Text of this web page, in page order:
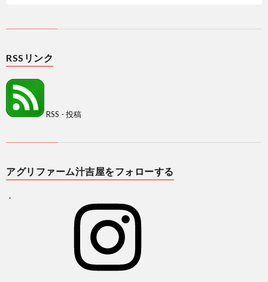
RSSリンク
RSS - 投稿
アグリファーム汁吉屋をフォローする